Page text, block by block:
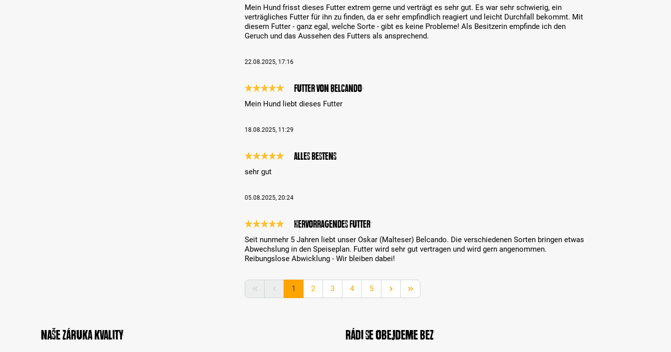
Mein Hund frisst dieses Futter extrem gerne und verträgt es sehr gut. Es war sehr schwierig, ein
verträgliches Futter für ihn zu finden, da er sehr empfindlich reagiert und leicht Durchfall bekommt. Mit
diesem Futter - ganz egal, welche Sorte - gibt es keine Probleme! Als Besitzerin empfinde ich den
Geruch und das Aussehen des Futters als ansprechend.
22.08.2025, 17:16
Futter von Belcando
Mein Hund liebt dieses Futter
18.08.2025, 11:29
alles bestens
sehr gut
05.08.2025, 20:24
Hervorragendes Futter
Seit nunmehr 5 Jahren liebt unser Oskar (Malteser) Belcando. Die verschiedenen Sorten bringen etwas
Abwechslung in den Speiseplan. Futter wird sehr gut vertragen und wird gern angenommen.
Reibungslose Abwicklung - Wir bleiben dabei!
Strana
1 Strana
2 Strana
3 Strana
4 Strana
5
Naše záruka kvality Rádi se obejdeme bez